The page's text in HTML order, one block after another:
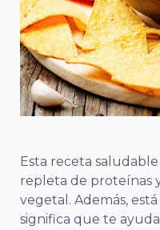
Esta receta
repleta de proteínas
vegetal. Además,
significa que te